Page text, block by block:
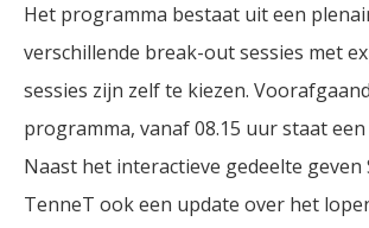
Het programma bestaat uit een
verschillende break-out sessies met
sessies zijn zelf te kiezen.
programma, vanaf 08.15 uur staat
Naast het interactieve gedeelte geven
TenneT ook een update over het